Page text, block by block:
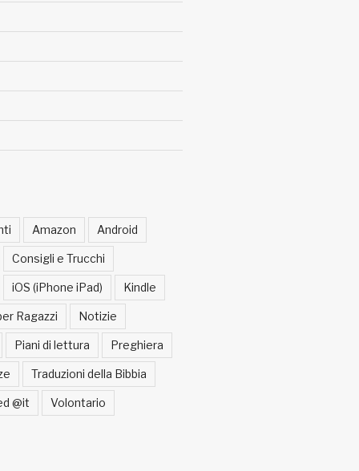
Amazon Android
Consigli e Trucchi
iOS (iPhone iPad) Kindle
Ragazzi Notizie
Piani di lettura Preghiera
Traduzioni della Bibbia
@it Volontario